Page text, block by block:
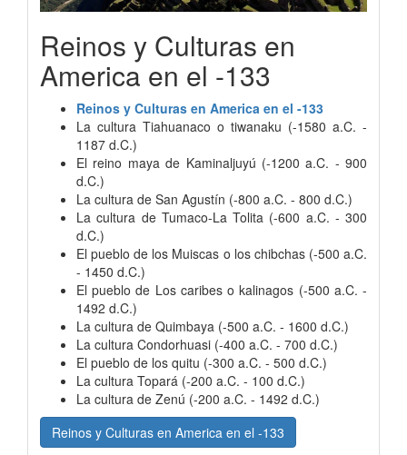
Reinos y Culturas en
America en el -133
Reinos y Culturas en America en el -133
La cultura Tiahuanaco o tiwanaku (-1580 a.C. -
1187 d.C.)
El reino maya de Kaminaljuyú (-1200 a.C. - 900
d.C.)
La cultura de San Agustín (-800 a.C. - 800 d.C.)
La cultura de Tumaco-La Tolita (-600 a.C. - 300
d.C.)
El pueblo de los Muiscas o los chibchas (-500 a.C.
- 1450 d.C.)
El pueblo de Los caribes o kalinagos (-500 a.C. -
1492 d.C.)
La cultura de Quimbaya (-500 a.C. - 1600 d.C.)
La cultura Condorhuasi (-400 a.C. - 700 d.C.)
El pueblo de los quitu (-300 a.C. - 500 d.C.)
La cultura Topará (-200 a.C. - 100 d.C.)
La cultura de Zenú (-200 a.C. - 1492 d.C.)
Reinos y Culturas en America en el -133